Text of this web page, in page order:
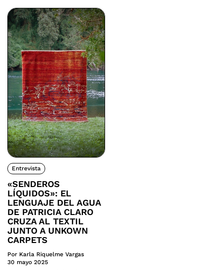
Entrevista
«SENDEROS
LÍQUIDOS»: EL
LENGUAJE DEL AGUA
DE PATRICIA CLARO
CRUZA AL TEXTIL
JUNTO A UNKOWN
CARPETS
Por Karla Riquelme Vargas
30 mayo 2025